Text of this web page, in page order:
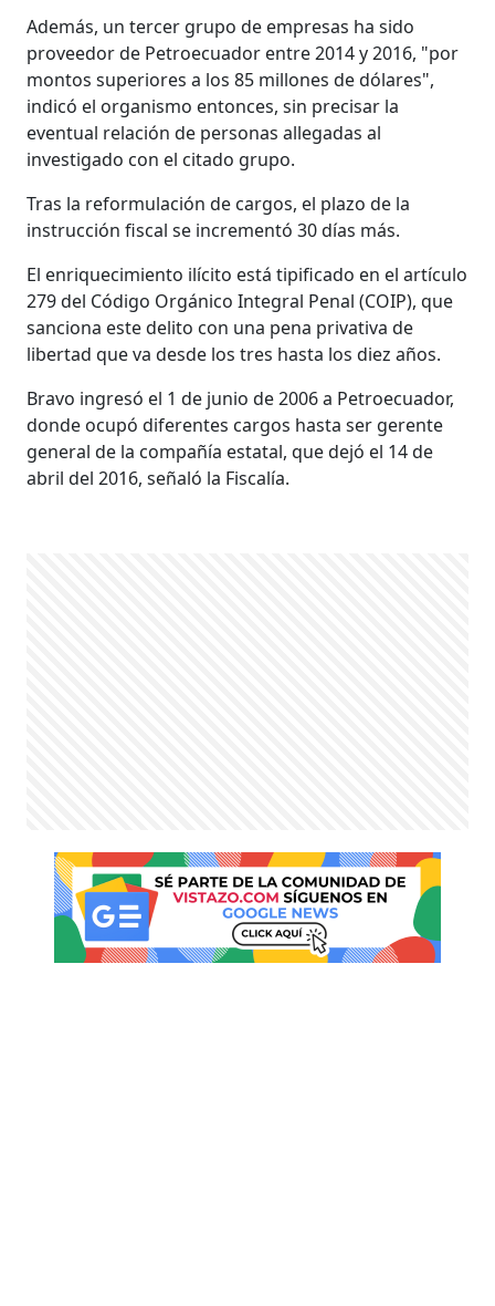
Además, un tercer grupo de empresas ha sido
proveedor de Petroecuador entre 2014 y 2016, "por
montos superiores a los 85 millones de dólares",
indicó el organismo entonces, sin precisar la
eventual relación de personas allegadas al
investigado con el citado grupo.
Tras la reformulación de cargos, el plazo de la
instrucción fiscal se incrementó 30 días más.
El enriquecimiento ilícito está tipificado en el artículo
279 del Código Orgánico Integral Penal (COIP), que
sanciona este delito con una pena privativa de
libertad que va desde los tres hasta los diez años.
Bravo ingresó el 1 de junio de 2006 a Petroecuador,
donde ocupó diferentes cargos hasta ser gerente
general de la compañía estatal, que dejó el 14 de
abril del 2016, señaló la Fiscalía.